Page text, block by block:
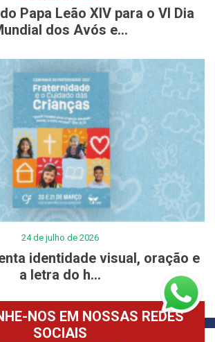
Papa Leão XIV para o VI Dia
dos Avós e...
24 de julho de 2026
identidade visual, oração e
a letra do h...
NOS EM NOSSAS REDES
SOCIAIS